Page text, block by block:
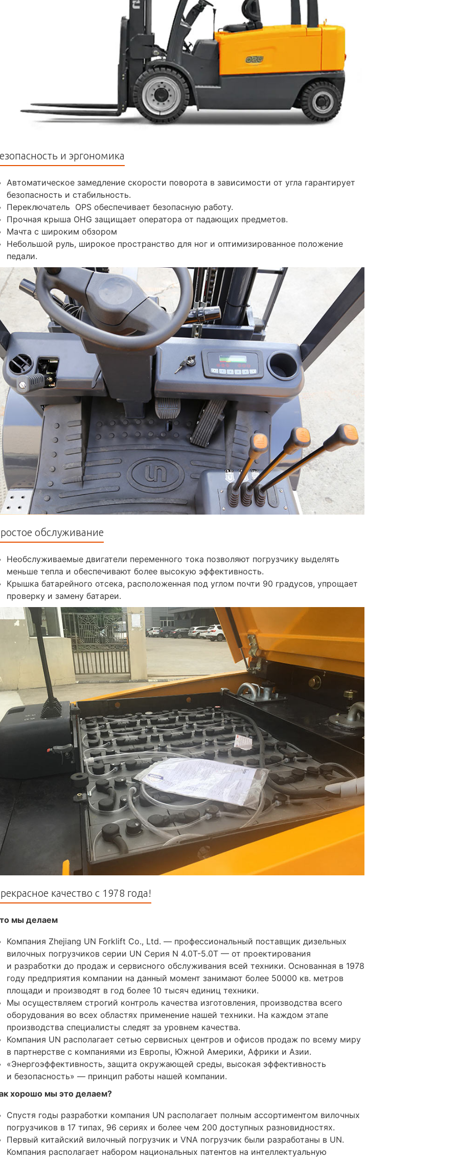
и эргономика
Автоматическое замедление скорости поворота в зависимости от угла гарантирует
безопасность и стабильность.
Переключатель OPS обеспечивает безопасную работу.
Прочная крыша OHG защищает оператора от падающих предметов.
Мачта с широким обзором
Небольшой руль, широкое пространство для ног и оптимизированное положение
педали.
обслуживание
Необслуживаемые двигатели переменного тока позволяют погрузчику выделять
меньше тепла и обеспечивают более высокую эффективность.
Крышка батарейного отсека, расположенная под углом почти 90 градусов, упрощает
проверку и замену батареи.
качество с 1978 года!
мы делаем
Компания Zhejiang UN Forklift Co., Ltd. — профессиональный поставщик дизельных
вилочных погрузчиков серии UN Серия N 4.0T-5.0T — от проектирования
и разработки до продаж и сервисного обслуживания всей техники. Основанная в 1978
году предприятия компании на данный момент занимают более 50000 кв. метров
площади и производят в год более 10 тысяч единиц техники.
Мы осуществляем строгий контроль качества изготовления, производства всего
оборудования во всех областях применение нашей техники. На каждом этапе
производства специалисты следят за уровнем качества.
Компания UN располагает сетью сервисных центров и офисов продаж по всему миру
в партнерстве с компаниями из Европы, Южной Америки, Африки и Азии.
«Энергоэффективность, защита окружающей среды, высокая эффективность
и безопасность» — принцип работы нашей компании.
хорошо мы это делаем?
Спустя годы разработки компания UN располагает полным ассортиментом вилочных
погрузчиков в 17 типах, 96 сериях и более чем 200 доступных разновидностях.
Первый китайский вилочный погрузчик и VNA погрузчик были разработаны в UN.
Компания располагает набором национальных патентов на интеллектуальную